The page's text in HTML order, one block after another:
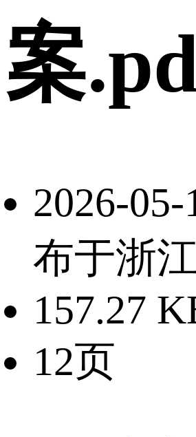
案
2026-
布于浙江
157.27
12页